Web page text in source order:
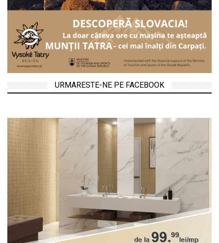
URMARESTE-NE PE FACEBOOK